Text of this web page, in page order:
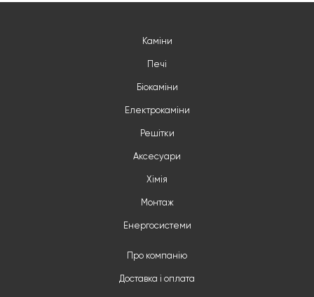
Каміни
Печі
Біокаміни
Електрокаміни
Решітки
Аксесуари
Хімія
Монтаж
Енергосистеми
Про компанію
Доставка і оплата